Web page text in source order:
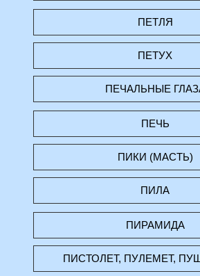
ПЕТЛЯ
ПЕТУХ
ПЕЧАЛЬНЫЕ
ПЕЧЬ
ПИКИ (МАСТЬ)
ПИЛА
ПИРАМИДА
ПИСТОЛЕТ, ПУЛЕМЕТ,